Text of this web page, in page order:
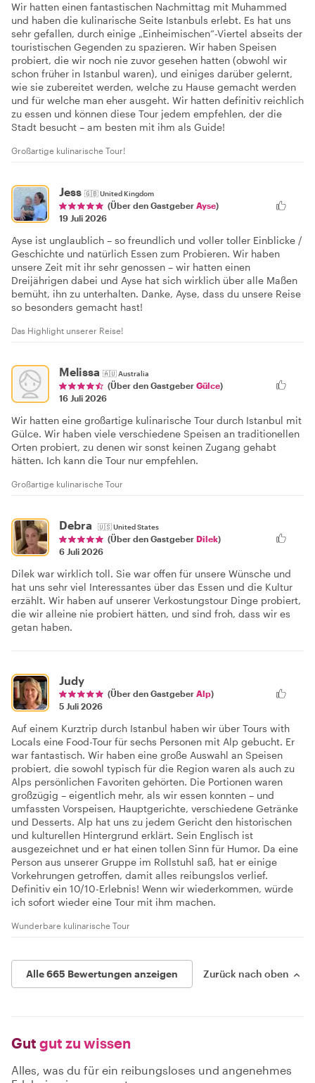
Wir hatten einen fantastischen Nachmittag mit Muhammed
und haben die kulinarische Seite Istanbuls erlebt. Es hat uns
sehr gefallen, durch einige „Einheimischen“-Viertel abseits der
touristischen Gegenden zu spazieren. Wir haben Speisen
probiert, die wir noch nie zuvor gesehen hatten (obwohl wir
schon früher in Istanbul waren), und einiges darüber gelernt,
wie sie zubereitet werden, welche zu Hause gemacht werden
und für welche man eher ausgeht. Wir hatten definitiv reichlich
zu essen und können diese Tour jedem empfehlen, der die
Stadt besucht – am besten mit ihm als Guide!
Großartige kulinarische Tour!
Jess 🇬🇧United Kingdom
(Über den Gastgeber Ayse)
19 Juli 2026
Ayse ist unglaublich – so freundlich und voller toller Einblicke /
Geschichte und natürlich Essen zum Probieren. Wir haben
unsere Zeit mit ihr sehr genossen – wir hatten einen
Dreijährigen dabei und Ayse hat sich wirklich über alle Maßen
bemüht, ihn zu unterhalten. Danke, Ayse, dass du unsere Reise
so besonders gemacht hast!
Das Highlight unserer Reise!
Melissa 🇦🇺Australia
(Über den Gastgeber Gülce)
16 Juli 2026
Wir hatten eine großartige kulinarische Tour durch Istanbul mit
Gülce. Wir haben viele verschiedene Speisen an traditionellen
Orten probiert, zu denen wir sonst keinen Zugang gehabt
hätten. Ich kann die Tour nur empfehlen.
Großartige kulinarische Tour
Debra 🇺🇸United States
(Über den Gastgeber Dilek)
6 Juli 2026
Dilek war wirklich toll. Sie war offen für unsere Wünsche und
hat uns sehr viel Interessantes über das Essen und die Kultur
erzählt. Wir haben auf unserer Verkostungstour Dinge probiert,
die wir alleine nie probiert hätten, und sind froh, dass wir es
getan haben.
Judy
(Über den Gastgeber Alp)
5 Juli 2026
Auf einem Kurztrip durch Istanbul haben wir über Tours with
Locals eine Food-Tour für sechs Personen mit Alp gebucht. Er
war fantastisch. Wir haben eine große Auswahl an Speisen
probiert, die sowohl typisch für die Region waren als auch zu
Alps persönlichen Favoriten gehörten. Die Portionen waren
großzügig – eigentlich mehr, als wir essen konnten – und
umfassten Vorspeisen, Hauptgerichte, verschiedene Getränke
und Desserts. Alp hat uns zu jedem Gericht den historischen
und kulturellen Hintergrund erklärt. Sein Englisch ist
ausgezeichnet und er hat einen tollen Sinn für Humor. Da eine
Person aus unserer Gruppe im Rollstuhl saß, hat er einige
Vorkehrungen getroffen, damit alles reibungslos verlief.
Definitiv ein 10/10-Erlebnis! Wenn wir wiederkommen, würde
ich sofort wieder eine Tour mit ihm machen.
Wunderbare kulinarische Tour
Alle 665 Bewertungen anzeigen Zurück nach oben
Gut gut zu wissen
Alles, was du für ein reibungsloses und angenehmes